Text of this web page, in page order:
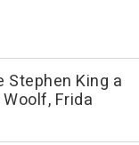
King a
Frida